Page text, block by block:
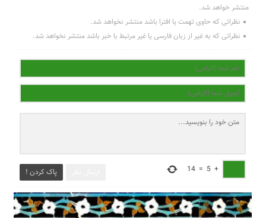
منتشر خواهد شد.
نظراتی که حاوی تهمت یا افترا باشد منتشر نخواهد شد.
نظراتی که به غیر از زبان فارسی یا غیر مرتبط با خبر باشد منتشر نخواهد شد.
پاک کردن ! +
5
=
14